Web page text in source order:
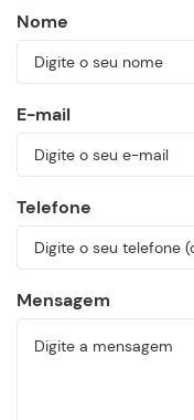
Nome
E-mail
Telefone
Mensagem